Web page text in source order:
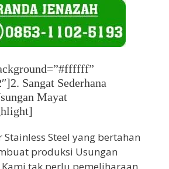
Sangat Sederhana
Mayat
Stainless Steel yang bertahan
produksi Usungan